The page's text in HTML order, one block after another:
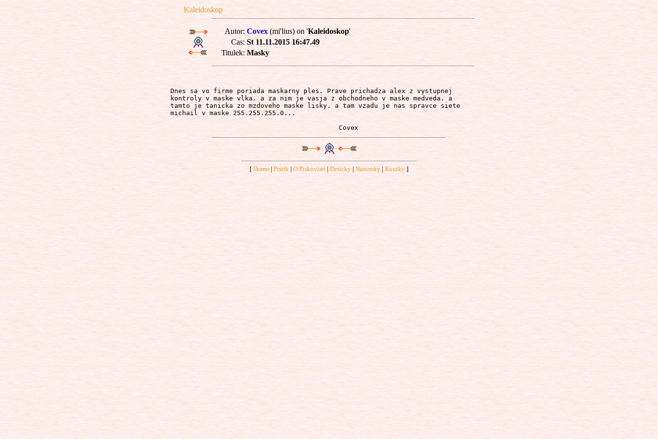
Kaleidoskop
Autor: Covex (mi'lius) on 'Kaleidoskop'
Cas: St 11.11.2015 16:47.49
Titulek: Masky
Dnes sa vo firme poriada maskarny ples. Prave prichadza alex z vystupnej
kontroly v maske vlka. a za nim je vasja z obchodneho v maske medveda. a
tamto je tanicka zo mzdoveho maske lisky. a tam vzadu je nas spravce siete
michail v maske 255.255.255.0...
[ Domu | Prstik | O Piskovisti | Deticky | Nastenky | Koutky ]